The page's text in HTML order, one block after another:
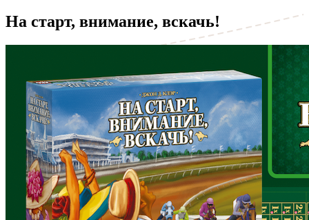
На старт, внимание, вскачь!